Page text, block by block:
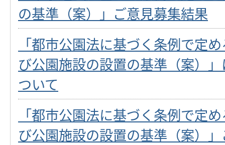
の基準（案）」ご意見募集結果
「都市公園法に基づく条例で定
び公園施設の設置の基準（案）
ついて
「都市公園法に基づく条例で定
び公園施設の設置の基準（案）